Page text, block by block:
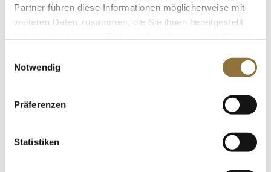
Partner führen diese Informationen möglicherweise mit
weiteren Daten zusammen, die Sie ihnen bereitgestellt
Notwendig
Präferenzen
Statistiken
€ 17,33
€ 8,66
Kanaki-/Filloteigblätter, 40x50cm, TK,